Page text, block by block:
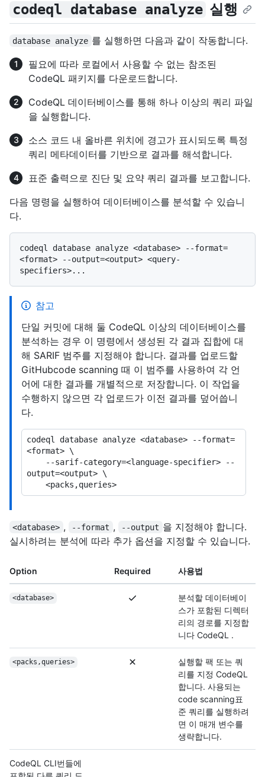
codeql database analyze 실행
database analyze 를 실행하면 다음과 같이 작동합니다.
필요에 따라 로컬에서 사용할 수 없는 참조된
CodeQL 패키지를 다운로드합니다.
CodeQL 데이터베이스를 통해 하나 이상의 쿼리 파일
을 실행합니다.
소스 코드 내 올바른 위치에 경고가 표시되도록 특정
쿼리 메타데이터를 기반으로 결과를 해석합니다.
표준 출력으로 진단 및 요약 쿼리 결과를 보고합니다.
다음 명령을 실행하여 데이터베이스를 분석할 수 있습니
다.
codeql database analyze <database> --format=
<format> --output=<output> <query-
참고
단일 커밋에 대해 둘 CodeQL 이상의 데이터베이스를
분석하는 경우 이 명령에서 생성된 각 결과 집합에 대
해 SARIF 범주를 지정해야 합니다. 결과를 업로드할
GitHubcode scanning 때 이 범주를 사용하여 각 언
어에 대한 결과를 개별적으로 저장합니다. 이 작업을
수행하지 않으면 각 업로드가 이전 결과를 덮어씁니
다.
codeql database analyze <database> --format=
<format> \
output=<output> \
<database> , --format , --output 을 지정해야 합니다.
실시하려는 분석에 따라 추가 옵션을 지정할 수 있습니다.
Option Required 사용법
<database>
분석할 데이터베이
스가 포함된 디렉터
리의 경로를 지정합
니다 CodeQL .
<packs,queries>
실행할 팩 또는 쿼
리를 지정 CodeQL
합니다. 사용되는
code scanning표
준 쿼리를 실행하려
면 이 매개 변수를
생략합니다.
CodeQL CLI번들에